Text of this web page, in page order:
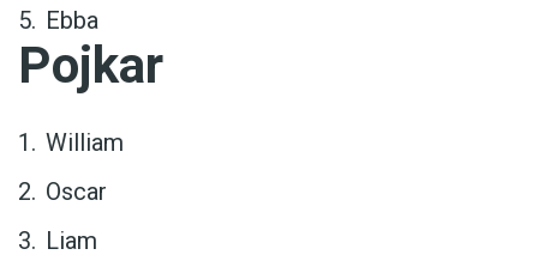
Ebba
Pojkar
William
Oscar
Liam